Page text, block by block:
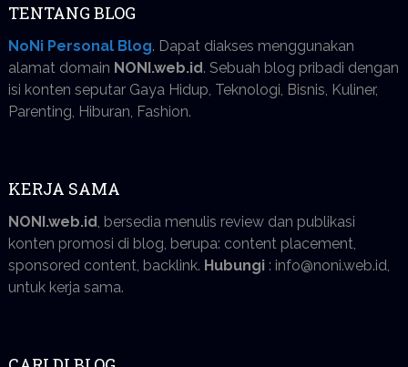
TENTANG BLOG
NoNi Personal Blog. Dapat diakses menggunakan
alamat domain NONI.web.id. Sebuah blog pribadi dengan
isi konten seputar Gaya Hidup, Teknologi, Bisnis, Kuliner,
Parenting, Hiburan, Fashion.
KERJA SAMA
NONI.web.id , bersedia menulis review dan publikasi
konten promosi di blog, berupa: content placement,
sponsored content, backlink. Hubungi: info@noni.web.id,
untuk kerja sama.